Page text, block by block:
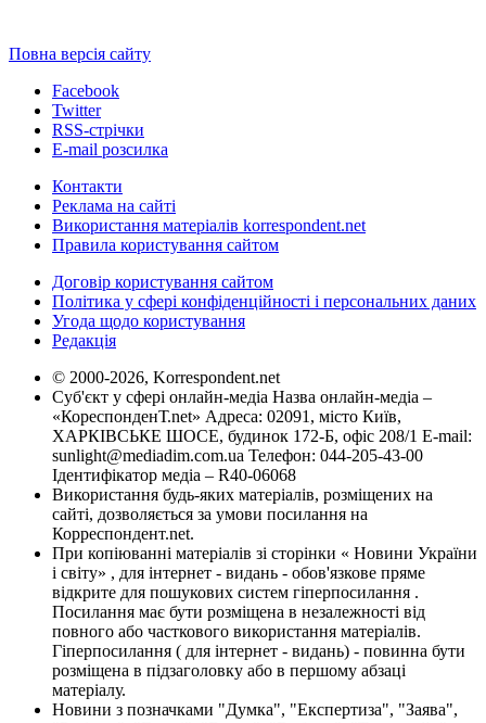
Повна версія сайту
Facebook
Twitter
RSS-стрічки
E-mail розсилка
Контакти
Реклама на сайті
Використання матеріалів korrespondent.net
Правила користування сайтом
Договір користування сайтом
Політика у сфері конфіденційності і персональних даних
Угода щодо користування
Редакція
© 2000-2026, Korrespondent.net
Суб'єкт у сфері онлайн-медіа Назва онлайн-медіа –
«КореспонденТ.net» Адреса: 02091, місто Київ,
ХАРКІВСЬКЕ ШОСЕ, будинок 172-Б, офіс 208/1 E-mail:
sunlight@mediadim.com.ua Телефон: 044-205-43-00
Ідентифікатор медіа – R40-06068
Використання будь-яких матеріалів, розміщених на
сайті, дозволяється за умови посилання на
Корреспондент.net.
При копіюванні матеріалів зі сторінки « Новини України
і світу» , для інтернет - видань - обов'язкове пряме
відкрите для пошукових систем гіперпосилання .
Посилання має бути розміщена в незалежності від
повного або часткового використання матеріалів.
Гіперпосилання ( для інтернет - видань) - повинна бути
розміщена в підзаголовку або в першому абзаці
матеріалу.
Новини з позначками "Думка", "Експертиза", "Заява",